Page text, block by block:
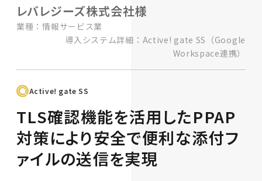
レバレジーズ株式会社様
業種：情報サービス業
導入システム詳細：Active! gate SS（Google
Workspace連携）
Active! gate SS
TLS確認機能を活用したPPAP
対策により安全で便利な添付フ
ァイルの送信を実現